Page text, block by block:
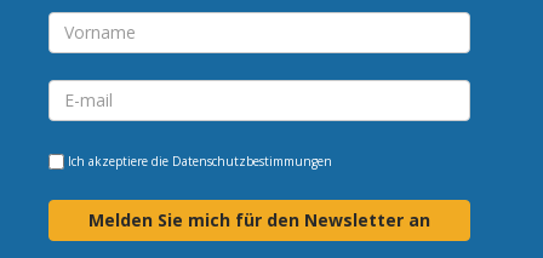
Ich akzeptiere die Datenschutzbestimmungen
Melden Sie mich für den Newsletter an